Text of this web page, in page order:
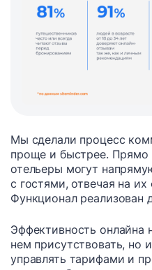
Мы сделали процесс
проще и быстрее. Прямо
отельеры могут
с гостями, отвечая на
Функционал реализован
Эффективность онлайна
нем присутствовать, но
управлять тарифами и